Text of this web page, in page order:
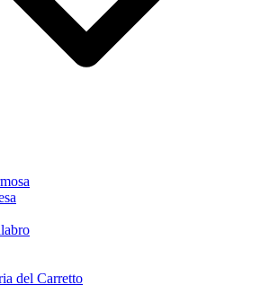
del Carretto